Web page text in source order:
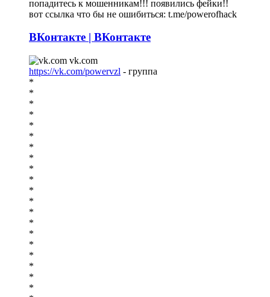
попадитесь к мошенникам!!! появились фейки!!
вот ссылка что бы не ошибиться: t.me/powerofhack
ВКонтакте | ВКонтакте
vk.com
https://vk.com/powervzl - группа
*
*
*
*
*
*
*
*
*
*
*
*
*
*
*
*
*
*
*
*